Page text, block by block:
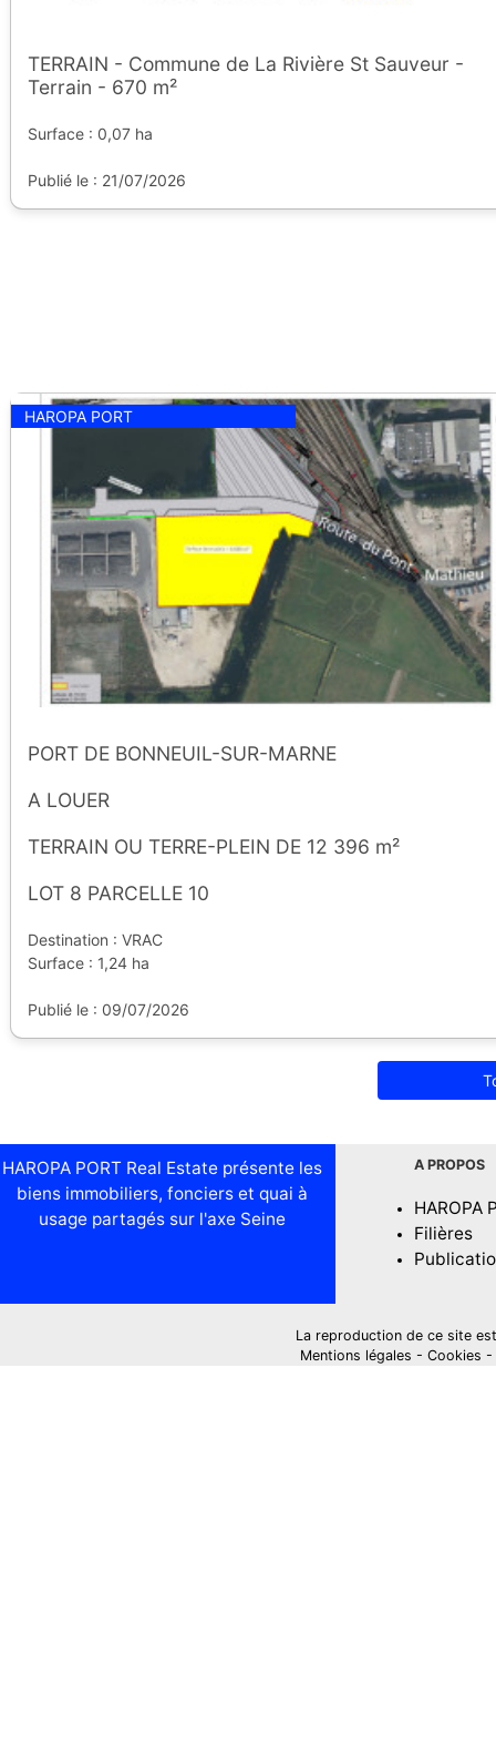
TERRAIN - Commune de La Rivière St Sauveur -
Terrain - 670 m²
Surface : 0,07 ha
Publié le : 21/07/2026
HAROPA PORT
PORT DE BONNEUIL-SUR-MARNE
A LOUER
TERRAIN OU TERRE-PLEIN DE 12 396 m²
LOT 8 PARCELLE 10
Destination : VRAC
Surface : 1,24 ha
Publié le : 09/07/2026
HAROPA PORT Real Estate présente les
biens immobiliers, fonciers et quai à
usage partagés sur l'axe Seine
A PROPOS
HAROPA
Filières
La reproduction de ce site
Mentions légales - Cookies -